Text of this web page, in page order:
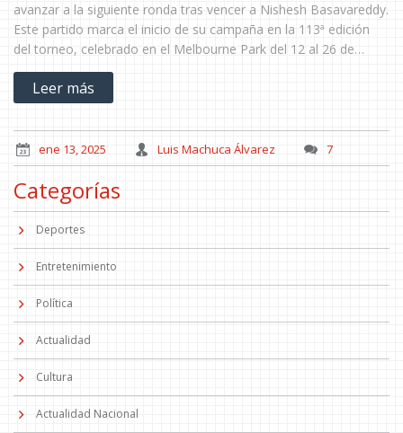
avanzar a la siguiente ronda tras vencer a Nishesh Basavareddy.
Este partido marca el inicio de su campaña en la 113ª edición
del torneo, celebrado en el Melbourne Park del 12 al 26 de
enero de 2025.
Leer más
ene 13, 2025 Luis Machuca Álvarez 7
Categorías
Deportes
Entretenimiento
Política
Actualidad
Cultura
Actualidad Nacional